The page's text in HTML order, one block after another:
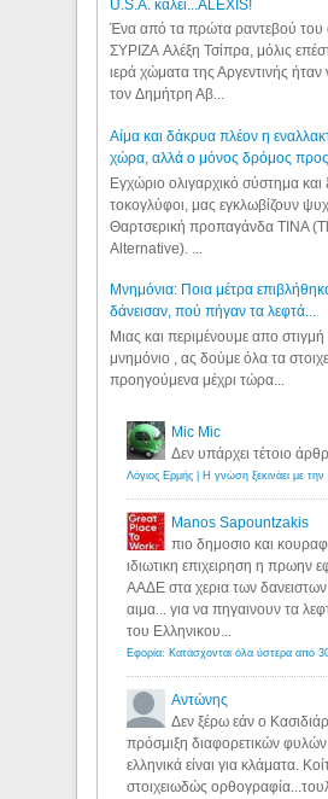
U.S.A. καλεί...ALEXIS!
Ένα από τα πρώτα ραντεβού του
ΣΥΡΙΖΑ Αλέξη Τσίπρα, μόλις
ιερά χώματα της Αργεντινής ήταν
τον Δημήτρη Αβ...
Αίμα και δάκρυα πλέον η
χώρα, αλλά ο μόνος δρόμος προς
Εγχώριο ολιγαρχικό σύστημα και
τοκογλύφοι, μας εγκλωβίζουν
Θαρτσερική προπαγάνδα TINA
Alternative). ...
Μνημόνια: Ποια μέτρα
δάνεισαν, πού πήγαν τα λεφτά...
Μιας και περιμένουμε απο στιγμή
μνημόνιο , ας δούμε όλα τα
προηγούμενα μέχρι τώρα...
Mic Mic
Δεν υπάρχει τέτοιο
Manos Sapountzakis
πιο δημοσιο και
ιδιωτικη επιχειρηση η πρωην
ΑΑΔΕ στα χερια των δανειστων
αιμα... για να πηγαινουν τα
του Ελληνικου...
Αντώνης
Δεν ξέρω εάν ο
πρόσμιξη διαφορετικών
ελληνικά είναι για κλάματα.
στοιχειωδώς